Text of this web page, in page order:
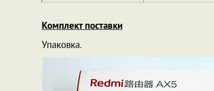
Комплект поставки
Упаковка.